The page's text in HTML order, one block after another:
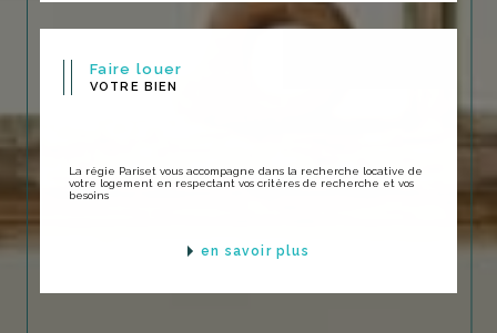
Faire louer
VOTRE BIEN
La régie Pariset vous accompagne dans la recherche locative de
votre logement en respectant vos critères de recherche et vos
besoins
en savoir plus